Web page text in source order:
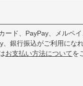
ード、PayPay、メルペイ
、銀行振込がご利用にな
お支払い方法についてを